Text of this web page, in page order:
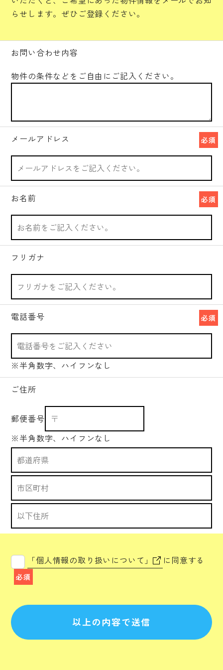
らせします。ぜひご登録ください。
お問い合わせ内容
物件の条件などをご自由にご記入ください。
メールアドレス 必須
お名前 必須
フリガナ
電話番号 必須
※半角数字、ハイフンなし
ご住所
郵便番号
※半角数字、ハイフンなし
「個人情報の取り扱いについて」 に同意する
必須
以上の内容で送信